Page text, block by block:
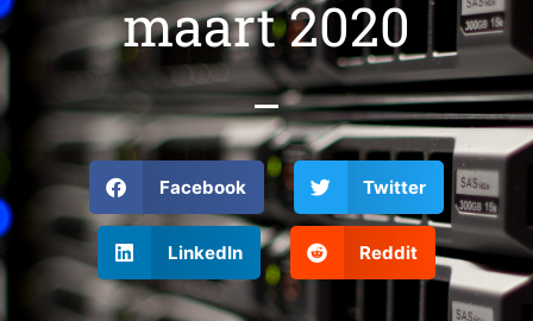
maart 2020
Facebook Twitter
LinkedIn Reddit